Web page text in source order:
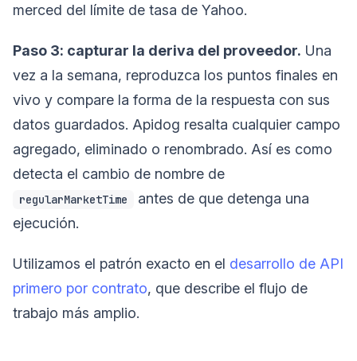
merced del límite de tasa de Yahoo.
Paso 3: capturar la deriva del proveedor. Una
vez a la semana, reproduzca los puntos finales en
vivo y compare la forma de la respuesta con sus
datos guardados. Apidog resalta cualquier campo
agregado, eliminado o renombrado. Así es como
detecta el cambio de nombre de
regularMarketTime
antes de que detenga una
ejecución.
Utilizamos el patrón exacto en el desarrollo de API
primero por contrato, que describe el flujo de
trabajo más amplio.